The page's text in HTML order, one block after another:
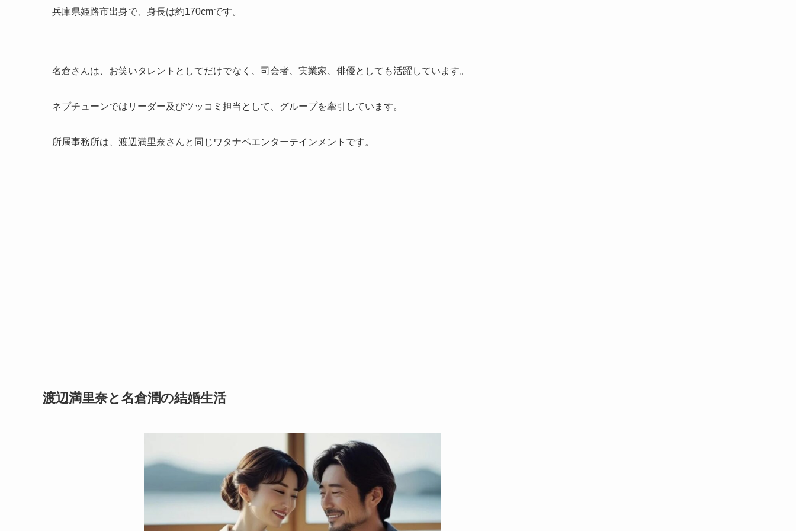
兵庫県姫路市出身で、身長は約170cmです。
名倉さんは、お笑いタレントとしてだけでなく、司会者、実業家、俳優としても活躍しています。
ネプチューンではリーダー及びツッコミ担当として、グループを牽引しています。
所属事務所は、渡辺満里奈さんと同じワタナベエンターテインメントです。
渡辺満里奈と名倉潤の結婚生活